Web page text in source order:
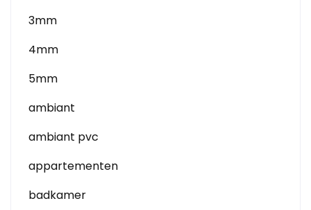
3mm
4mm
5mm
ambiant
ambiant pvc
appartementen
badkamer